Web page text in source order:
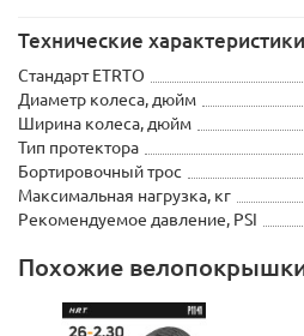
Технические характеристики
Стандарт ETRTO
Диаметр колеса, дюйм
Ширина колеса, дюйм
Тип протектора
Бортировочный трос
Максимальная нагрузка, кг
Рекомендуемое давление, PSI
Похожие